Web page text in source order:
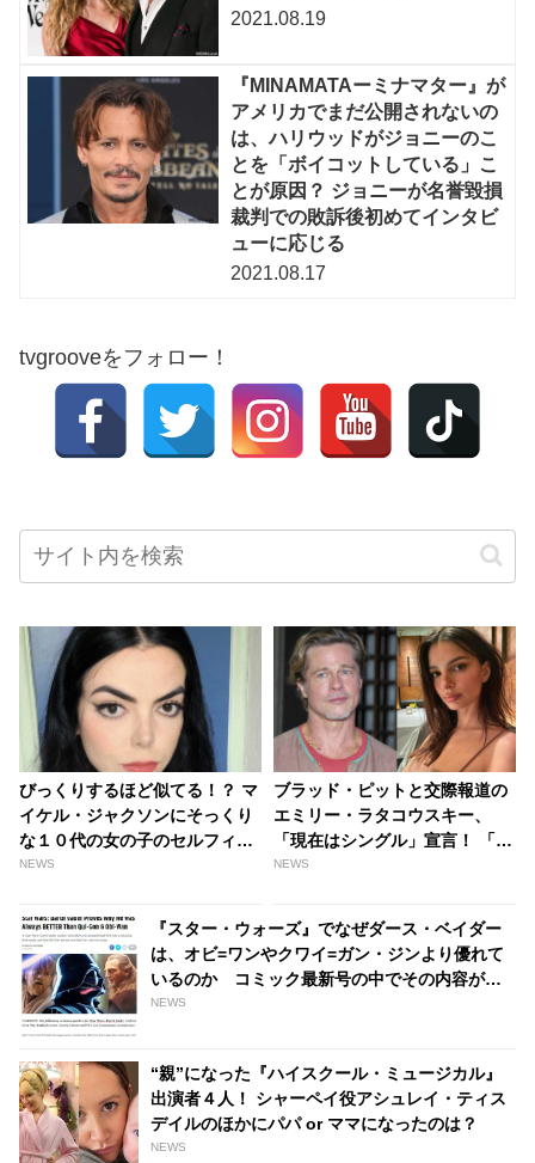
2021.08.19
『MINAMATAーミナマター』が
アメリカでまだ公開されないの
は、ハリウッドがジョニーのこ
とを「ボイコットしている」こ
とが原因？ ジョニーが名誉毀損
裁判での敗訴後初めてインタビ
ューに応じる
2021.08.17
tvgrooveをフォロー！
びっくりするほど似てる！？ マ
イケル・ジャクソンにそっくり
な１０代の女の子のセルフィー
が話題に[写真あり] | tvgroove
NEWS
ブラッド・ピットと交際報道の
エミリー・ラタコウスキー、
「現在はシングル」宣言！ 「自
由を楽しんでるよ」 - tvgroove
NEWS
『スター・ウォーズ』でなぜダース・ベイダー
は、オビ=ワンやクワイ=ガン・ジンより優れて
いるのか コミック最新号の中でその内容が明
らかに | tvgroove
NEWS
“親”になった『ハイスクール・ミュージカル』
出演者４人！ シャーペイ役アシュレイ・ティス
デイルのほかにパパ or ママになったのは？
NEWS